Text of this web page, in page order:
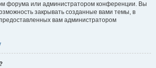
форума или администратором конференции. Вы
закрывать созданные вами темы, в
вам администратором